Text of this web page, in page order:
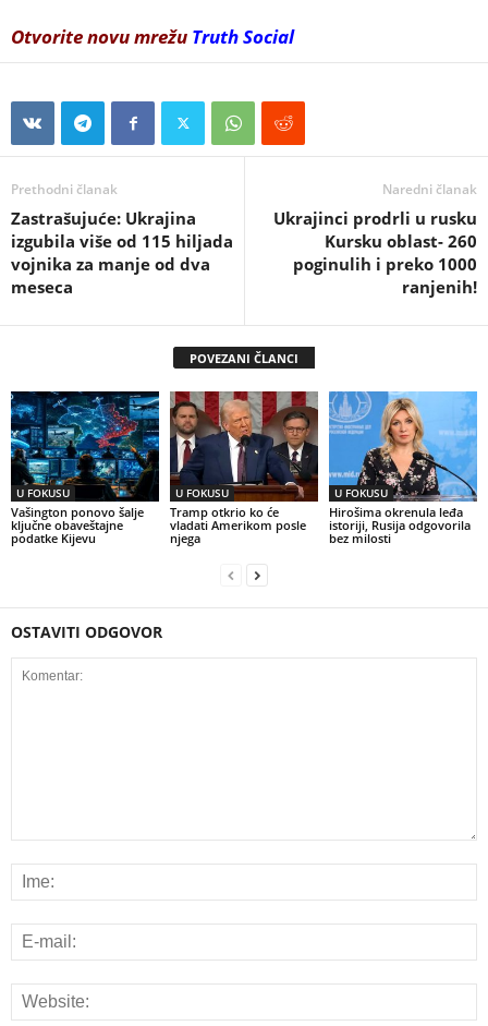
Otvorite novu mrežu Truth Social
Prethodni članak
Zastrašujuće: Ukrajina
izgubila više od 115 hiljada
vojnika za manje od dva
meseca
Naredni članak
Ukrajinci prodrli u rusku
Kursku oblast- 260
poginulih i preko 1000
ranjenih!
POVEZANI ČLANCI
U FOKUSU
Vašington ponovo šalje
ključne obaveštajne
podatke Kijevu
U FOKUSU
Tramp otkrio ko će
vladati Amerikom posle
njega
U FOKUSU
Hirošima okrenula leđa
istoriji, Rusija odgovorila
bez milosti
OSTAVITI ODGOVOR